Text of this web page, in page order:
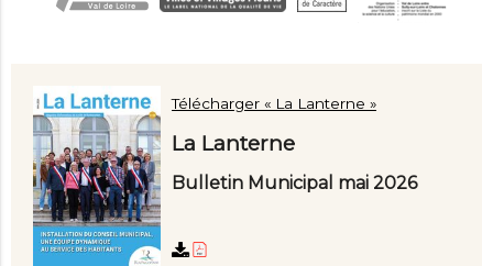
Télécharger « La Lanterne »
La Lanterne
Bulletin Municipal mai 2026